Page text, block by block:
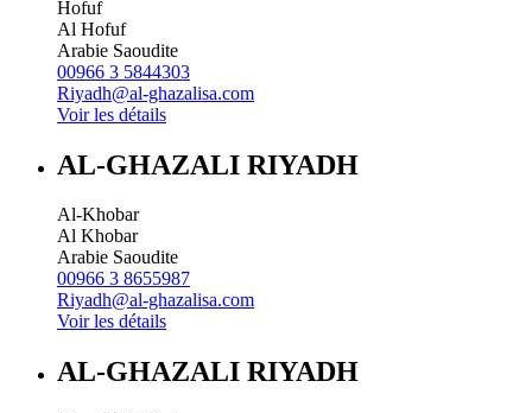
Hofuf
Al Hofuf
Arabie Saoudite
00966 3 5844303
Riyadh@al-ghazalisa.com
Voir les détails
AL-GHAZALI RIYADH
Al-Khobar
Al Khobar
Arabie Saoudite
00966 3 8655987
Riyadh@al-ghazalisa.com
Voir les détails
AL-GHAZALI RIYADH